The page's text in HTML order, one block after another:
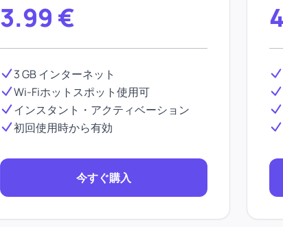
3.99 €
3 GB インターネット
Wi-Fiホットスポット使用可
インスタント・アクティベーション
初回使用時から有効
今すぐ購入